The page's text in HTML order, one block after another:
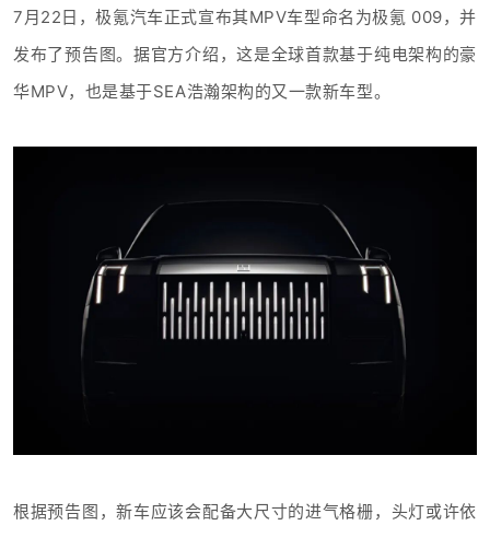
7月22日，极氪汽车正式宣布其MPV车型命名为极氪 009，并
发布了预告图。据官方介绍，这是全球首款基于纯电架构的豪
华MPV，也是基于SEA浩瀚架构的又一款新车型。
根据预告图，新车应该会配备大尺寸的进气格栅，头灯或许依